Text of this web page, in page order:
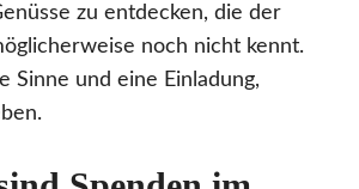
zu entdecken, die der
noch nicht kennt.
Sinne und eine Einladung,